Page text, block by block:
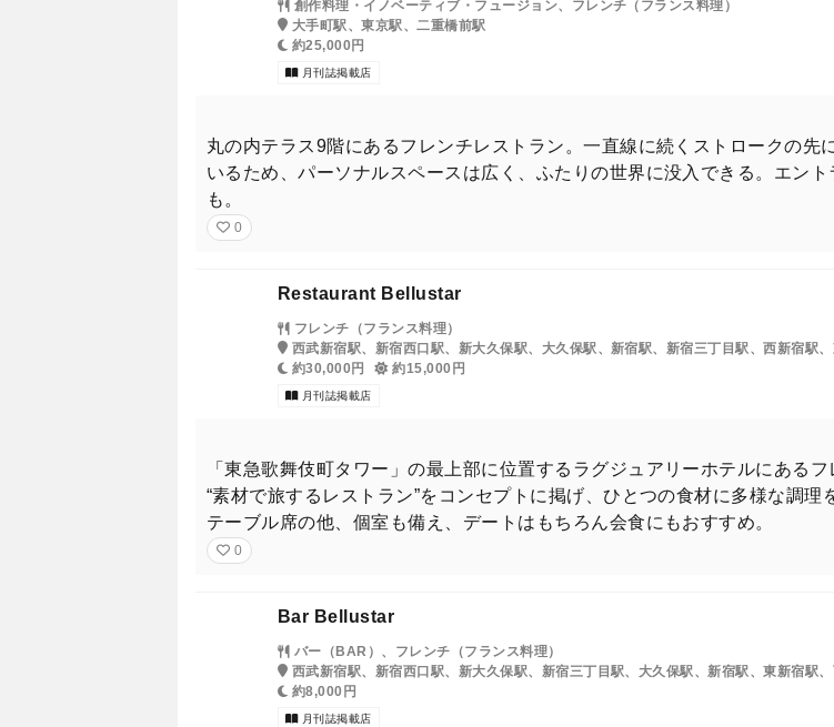
創作料理・イノベーティブ・フュージョン、フレンチ（フランス料理）
大手町駅、東京駅、二重橋前駅
約25,000円
月刊誌掲載店
丸の内テラス9階にあるフレンチレストラン。一直線に続くストロークの
いるため、パーソナルスペースは広く、ふたりの世界に没入できる。エン
も。
0
Restaurant Bellustar
フレンチ（フランス料理）
西武新宿駅、新宿西口駅、新大久保駅、大久保駅、新宿駅、新宿三丁目駅、西新宿駅
約30,000円
約15,000円
月刊誌掲載店
「東急歌舞伎町タワー」の最上部に位置するラグジュアリーホテルにあるフ
“素材で旅するレストラン”をコンセプトに掲げ、ひとつの食材に多様な調理
テーブル席の他、個室も備え、デートはもちろん会食にもおすすめ。
0
Bar Bellustar
バー（BAR）、フレンチ（フランス料理）
西武新宿駅、新宿西口駅、新大久保駅、新宿三丁目駅、大久保駅、新宿駅、東新宿駅
約8,000円
月刊誌掲載店